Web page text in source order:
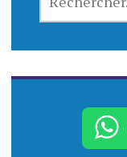
H